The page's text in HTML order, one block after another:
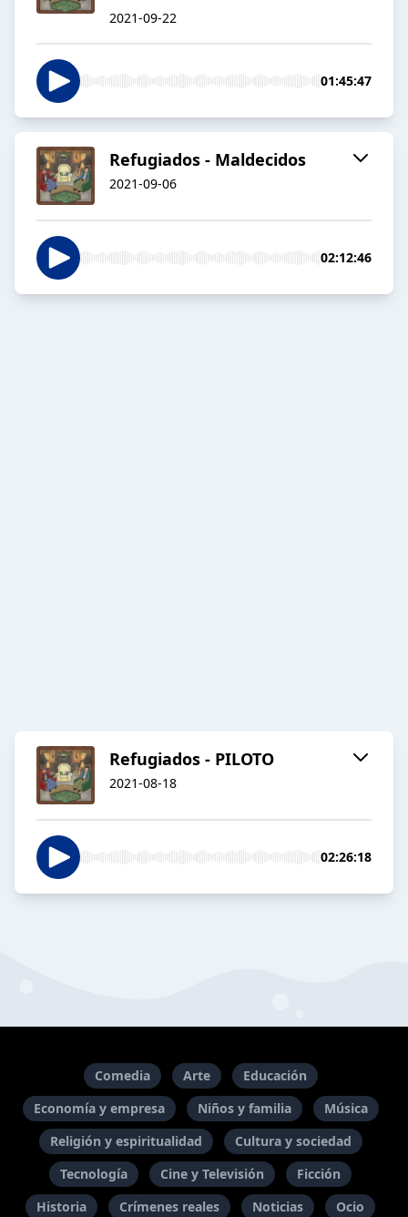
2021-09-22
01:45:47
Refugiados - Maldecidos
2021-09-06
02:12:46
Refugiados - PILOTO
2021-08-18
02:26:18
Comedia Arte
Educación
Economía y empresa
Niños y familia
Música
Religión y espiritualidad
Cultura y sociedad
Tecnología
Cine y Televisión
Ficción
Historia
Crímenes reales Noticias Ocio